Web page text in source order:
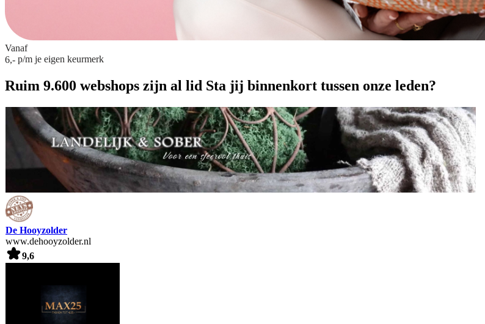
Vanaf
6,- p/m je eigen keurmerk
Ruim 9.600 webshops zijn al lid Sta jij binnenkort tussen onze leden?
De Hooyzolder
www.dehooyzolder.nl
9,6